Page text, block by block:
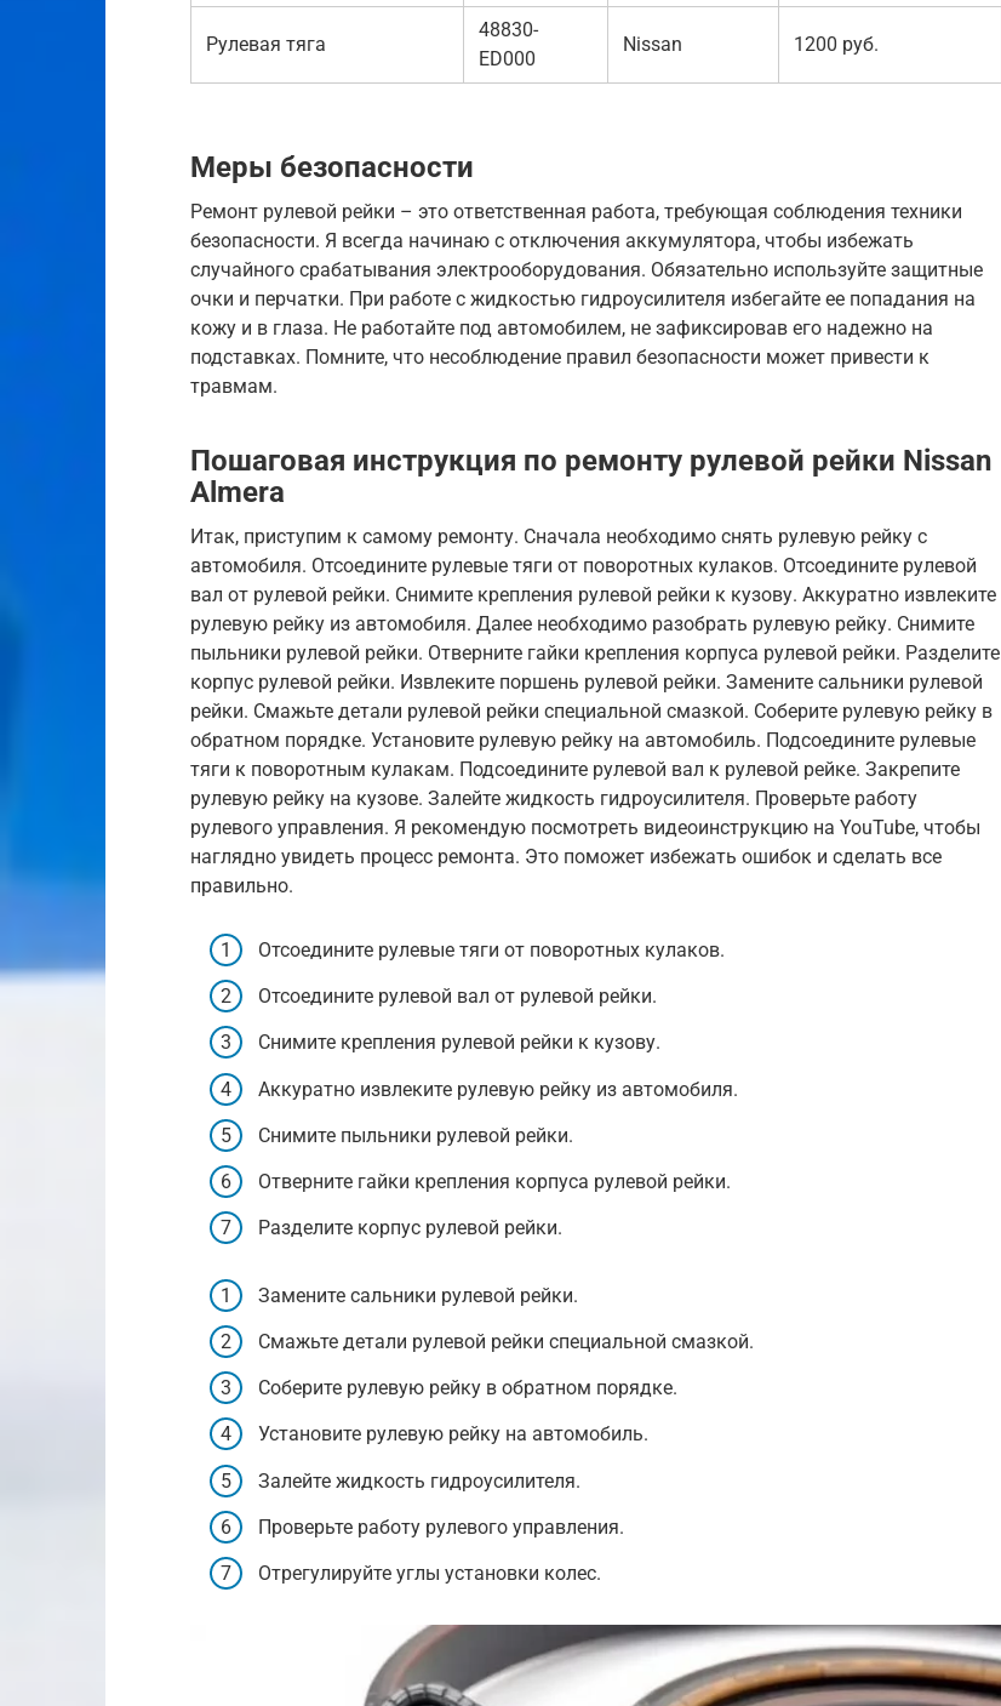
Рулевая тяга
48830-
ED000
Nissan 1200 руб.
Меры безопасности
Ремонт рулевой рейки – это ответственная работа, требующая соблюдения техники
безопасности. Я всегда начинаю с отключения аккумулятора, чтобы избежать
случайного срабатывания электрооборудования. Обязательно используйте защитные
очки и перчатки. При работе с жидкостью гидроусилителя избегайте ее попадания на
кожу и в глаза. Не работайте под автомобилем, не зафиксировав его надежно на
подставках. Помните, что несоблюдение правил безопасности может привести к
травмам.
Пошаговая инструкция по ремонту рулевой рейки Nissan
Almera
Итак, приступим к самому ремонту. Сначала необходимо снять рулевую рейку с
автомобиля. Отсоедините рулевые тяги от поворотных кулаков. Отсоедините рулевой
вал от рулевой рейки. Снимите крепления рулевой рейки к кузову. Аккуратно извлеките
рулевую рейку из автомобиля. Далее необходимо разобрать рулевую рейку. Снимите
пыльники рулевой рейки. Отверните гайки крепления корпуса рулевой рейки. Разделите
корпус рулевой рейки. Извлеките поршень рулевой рейки. Замените сальники рулевой
рейки. Смажьте детали рулевой рейки специальной смазкой. Соберите рулевую рейку в
обратном порядке. Установите рулевую рейку на автомобиль. Подсоедините рулевые
тяги к поворотным кулакам. Подсоедините рулевой вал к рулевой рейке. Закрепите
рулевую рейку на кузове. Залейте жидкость гидроусилителя. Проверьте работу
рулевого управления. Я рекомендую посмотреть видеоинструкцию на YouTube, чтобы
наглядно увидеть процесс ремонта. Это поможет избежать ошибок и сделать все
правильно.
Отсоедините рулевые тяги от поворотных кулаков.
Отсоедините рулевой вал от рулевой рейки.
Снимите крепления рулевой рейки к кузову.
Аккуратно извлеките рулевую рейку из автомобиля.
Снимите пыльники рулевой рейки.
Отверните гайки крепления корпуса рулевой рейки.
Разделите корпус рулевой рейки.
Замените сальники рулевой рейки.
Смажьте детали рулевой рейки специальной смазкой.
Соберите рулевую рейку в обратном порядке.
Установите рулевую рейку на автомобиль.
Залейте жидкость гидроусилителя.
Проверьте работу рулевого управления.
Отрегулируйте углы установки колес.